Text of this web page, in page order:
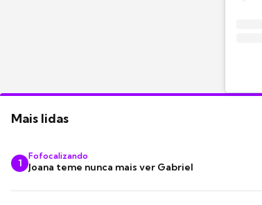
Mais lidas
1
Fofocalizando
Joana teme nunca mais ver Gabriel